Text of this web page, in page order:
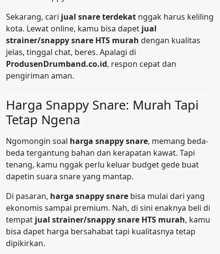
Sekarang, cari jual snare terdekat nggak harus keliling
kota. Lewat online, kamu bisa dapet jual
strainer/snappy snare HTS murah dengan kualitas
jelas, tinggal chat, beres. Apalagi di
ProdusenDrumband.co.id, respon cepat dan
pengiriman aman.
Harga Snappy Snare: Murah Tapi
Tetap Ngena
Ngomongin soal harga snappy snare, memang beda-
beda tergantung bahan dan kerapatan kawat. Tapi
tenang, kamu nggak perlu keluar budget gede buat
dapetin suara snare yang mantap.
Di pasaran, harga snappy snare bisa mulai dari yang
ekonomis sampai premium. Nah, di sini enaknya beli di
tempat jual strainer/snappy snare HTS murah, kamu
bisa dapet harga bersahabat tapi kualitasnya tetap
dipikirkan.